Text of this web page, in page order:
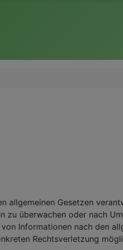
allgemeinen Gesetzen
überwachen oder nach
Informationen nach den
Rechtsverletzung